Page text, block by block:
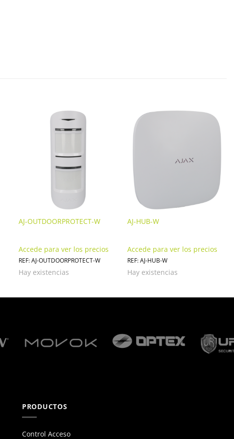
AJ-OUTDOORPROTECT-W
Accede para ver los precios
REF: AJ-OUTDOORPROTECT-W
Hay existencias
AJ-HUB-W
Accede para ver los precios
REF: AJ-HUB-W
Hay existencias
PRODUCTOS
Control Acceso